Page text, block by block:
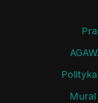
Mural